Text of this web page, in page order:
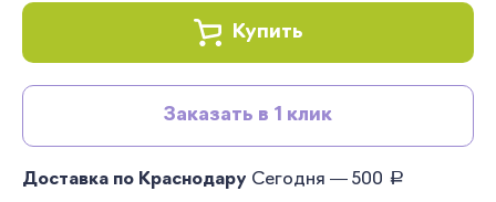
Купить
Заказать в 1 клик
Доставка по Краснодару Сегодня — 500 руб.